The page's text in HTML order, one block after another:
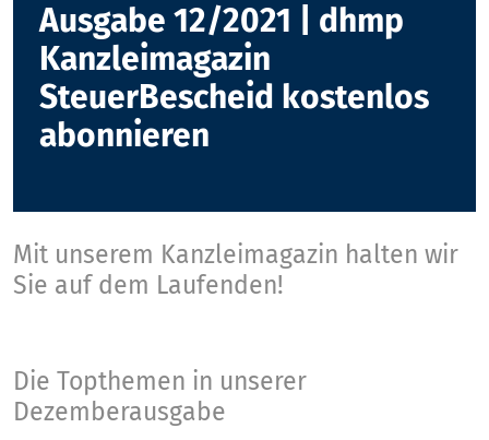
Ausgabe 12/2021 | dhmp
Kanzleimagazin
SteuerBescheid kostenlos
abonnieren
Mit unserem Kanzleimagazin halten wir
Sie auf dem Laufenden!
Die Topthemen in unserer
Dezemberausgabe